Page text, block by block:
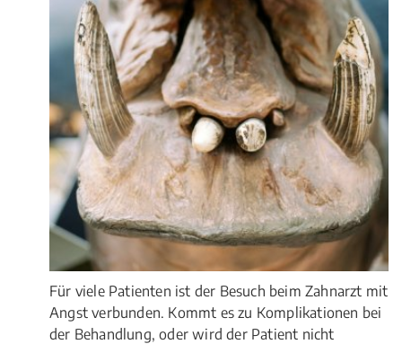
Für viele Patienten ist der Besuch beim Zahnarzt mit
Angst verbunden. Kommt es zu Komplikationen bei
der Behandlung, oder wird der Patient nicht